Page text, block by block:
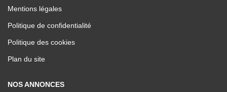
Mentions légales
Politique de confidentialité
Politique des cookies
Plan du site
NOS ANNONCES